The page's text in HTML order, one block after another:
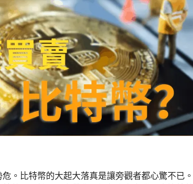
。比特幣的大起大落真是讓旁觀者都心驚不已